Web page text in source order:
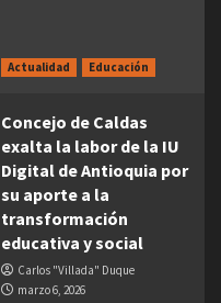
Actualidad Educación
Concejo de Caldas
exalta la labor de la IU
Digital de Antioquia por
su aporte a la
transformación
educativa y social
Carlos "Villada" Duque
marzo 6, 2026